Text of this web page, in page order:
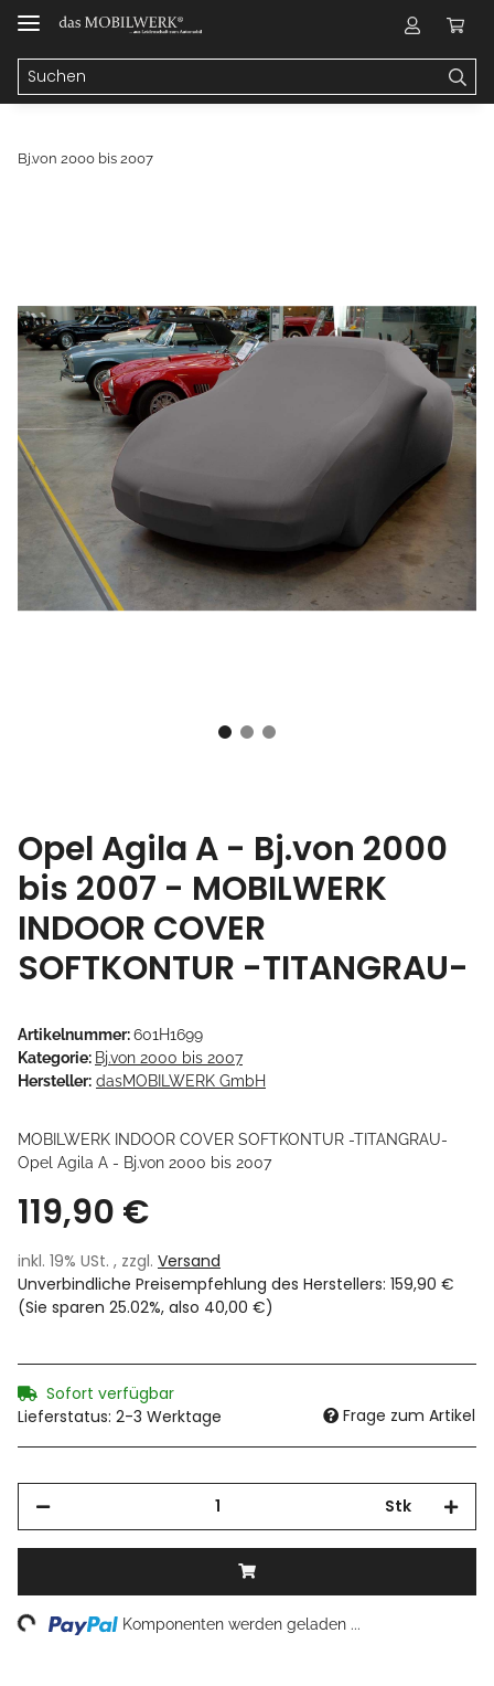
Bj.von 2000 bis 2007
Opel Agila A - Bj.von 2000
bis 2007 - MOBILWERK
INDOOR COVER
SOFTKONTUR -TITANGRAU-
Artikelnummer:601H1699
Kategorie: Bj.von 2000 bis 2007
Hersteller: dasMOBILWERK GmbH
MOBILWERK INDOOR COVER SOFTKONTUR -TITANGRAU-
Opel Agila A - Bj.von 2000 bis 2007
119,90 €
inkl. 19% USt. , zzgl. Versand
Unverbindliche Preisempfehlung des Herstellers: 159,90 €
(Sie sparen 25.02%, also 40,00 €)
Sofort verfügbar
Lieferstatus: 2-3 Werktage
Frage zum Artikel
Stk
Loading... Komponenten werden geladen ...